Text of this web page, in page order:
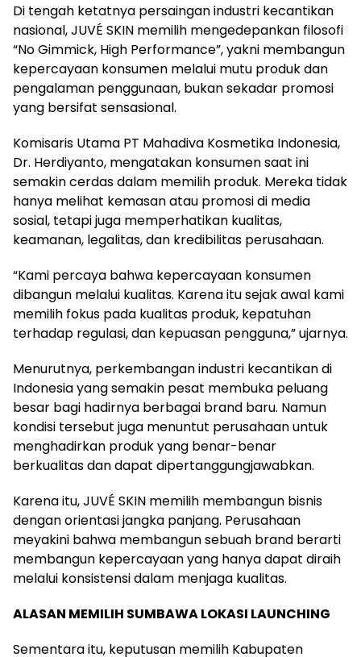
Di tengah ketatnya persaingan industri kecantikan
nasional, JUVÉ SKIN memilih mengedepankan filosofi
“No Gimmick, High Performance”, yakni membangun
kepercayaan konsumen melalui mutu produk dan
pengalaman penggunaan, bukan sekadar promosi
yang bersifat sensasional.
Komisaris Utama PT Mahadiva Kosmetika Indonesia,
Dr. Herdiyanto, mengatakan konsumen saat ini
semakin cerdas dalam memilih produk. Mereka tidak
hanya melihat kemasan atau promosi di media
sosial, tetapi juga memperhatikan kualitas,
keamanan, legalitas, dan kredibilitas perusahaan.
“Kami percaya bahwa kepercayaan konsumen
dibangun melalui kualitas. Karena itu sejak awal kami
memilih fokus pada kualitas produk, kepatuhan
terhadap regulasi, dan kepuasan pengguna,” ujarnya.
Menurutnya, perkembangan industri kecantikan di
Indonesia yang semakin pesat membuka peluang
besar bagi hadirnya berbagai brand baru. Namun
kondisi tersebut juga menuntut perusahaan untuk
menghadirkan produk yang benar-benar
berkualitas dan dapat dipertanggungjawabkan.
Karena itu, JUVÉ SKIN memilih membangun bisnis
dengan orientasi jangka panjang. Perusahaan
meyakini bahwa membangun sebuah brand berarti
membangun kepercayaan yang hanya dapat diraih
melalui konsistensi dalam menjaga kualitas.
ALASAN MEMILIH SUMBAWA LOKASI LAUNCHING
Sementara itu, keputusan memilih Kabupaten